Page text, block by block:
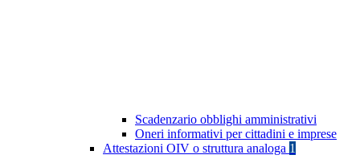
Scadenzario obblighi amministrativi
Oneri informativi per cittadini e imprese
Attestazioni OIV o struttura analoga 1